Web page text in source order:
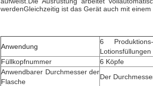
werdenGleichzeitig ist das Gerät auch mit
Anwendung
6
Lotionsfüllungen
Füllkopfnummer
6 Köpfe
Anwendbarer Durchmesser der
Flasche
Der